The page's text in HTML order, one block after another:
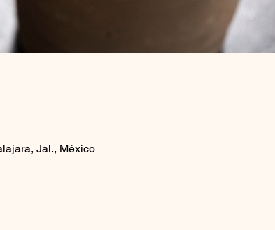
Jal., México